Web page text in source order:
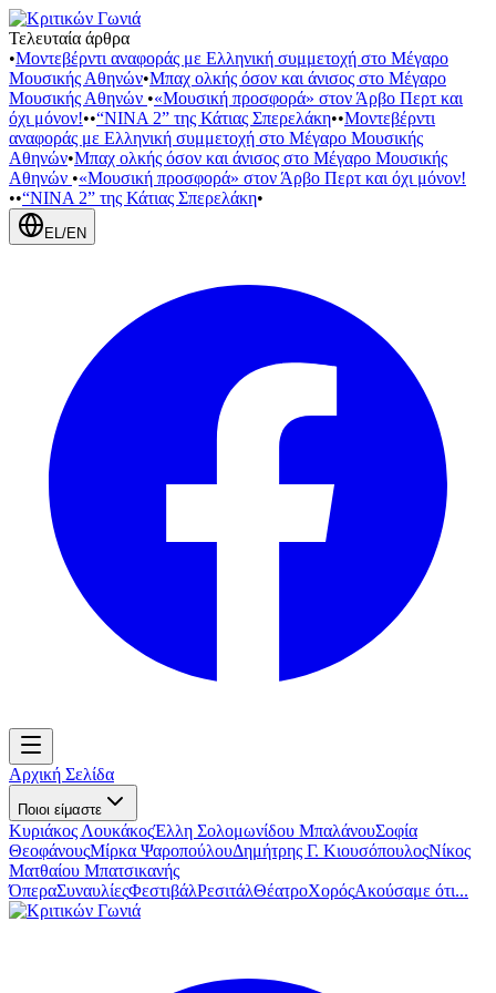
Τελευταία άρθρα
•Μοντεβέρντι αναφοράς με Ελληνική συμμετοχή στο Μέγαρο
Μουσικής Αθηνών•Μπαχ ολκής όσον και άνισος στο Μέγαρο
Μουσικής Αθηνών •«Μουσική προσφορά» στον Άρβο Περτ και
όχι μόνον!••“NINA 2” της Κάτιας Σπερελάκη••Μοντεβέρντι
αναφοράς με Ελληνική συμμετοχή στο Μέγαρο Μουσικής
Αθηνών•Μπαχ ολκής όσον και άνισος στο Μέγαρο Μουσικής
Αθηνών •«Μουσική προσφορά» στον Άρβο Περτ και όχι μόνον!
••“NINA 2” της Κάτιας Σπερελάκη•
EL/EN
Αρχική Σελίδα
Ποιοι είμαστε
Κυριάκος ΛουκάκοςΈλλη Σολομωνίδου ΜπαλάνουΣοφία
ΘεοφάνουςΜίρκα ΨαροπούλουΔημήτρης Γ. ΚιουσόπουλοςΝίκος
Ματθαίου Μπατσικανής
ΌπεραΣυναυλίεςΦεστιβάλΡεσιτάλΘέατροΧορόςΑκούσαμε ότι...